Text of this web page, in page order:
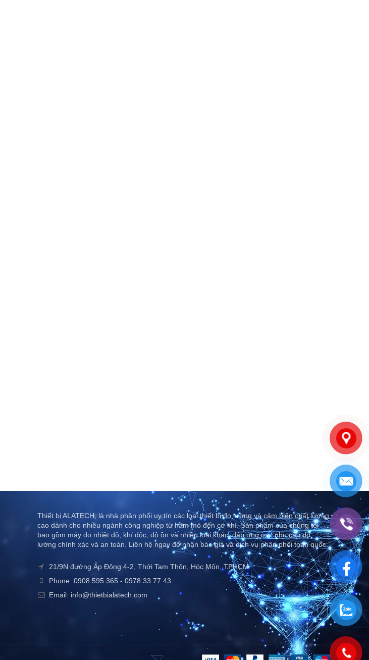
Thiết bị ALATECH, là nhà phân phối uy tín các loại thiết bị đo lường và cảm biến chất lượng
cao dành cho nhiều ngành công nghiệp từ hầm mỏ đến cơ khí. Sản phẩm của chúng tôi
bao gồm máy đo nhiệt độ, khí độc, độ ồn và nhiều loại khác, đáp ứng mọi nhu cầu đo
lường chính xác và an toàn. Liên hệ ngay để nhận báo giá và dịch vụ phân phối toàn quốc..
21/9N đường Ấp Đông 4-2, Thới Tam Thôn, Hóc Môn, TPHCM
Phone: 0908 595 365 - 0978 33 77 43
Email: info@thietbialatech.com